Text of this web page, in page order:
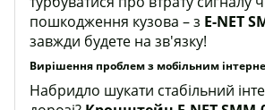
пошкодження кузова – з E-NET
завжди будете на зв'язку!
Вирішення проблем з мобільним
Набридло шукати стабільний